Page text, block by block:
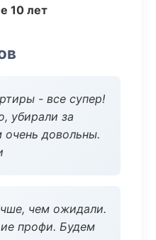
10 лет
- все супер!
убирали за
очень довольны.
чем ожидали.
профи. Будем